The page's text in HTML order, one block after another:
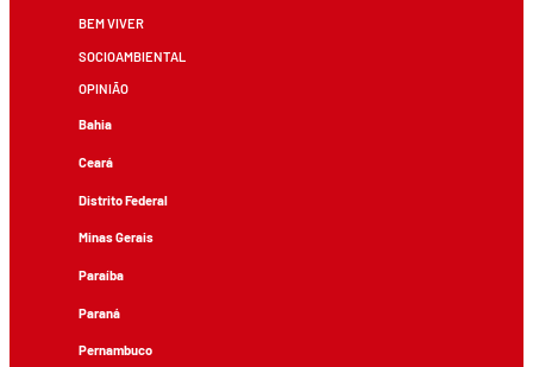
BEM VIVER
SOCIOAMBIENTAL
OPINIÃO
Bahia
Ceará
Distrito Federal
Minas Gerais
Paraíba
Paraná
Pernambuco